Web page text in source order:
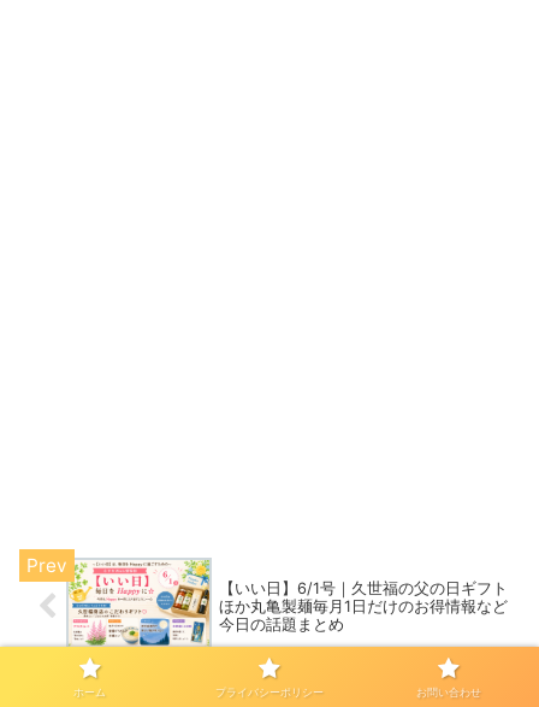
【いい日】6/1号｜久世福の父の日ギフト
ほか丸亀製麺毎月1日だけのお得情報など
今日の話題まとめ
ホーム プライバシーポリシー お問い合わせ